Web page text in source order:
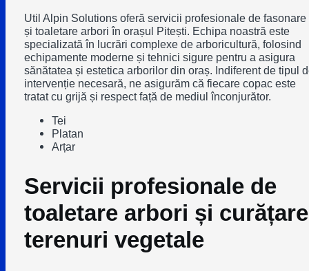
Util Alpin Solutions oferă servicii profesionale de fasonare
și toaletare arbori în orașul Pitești. Echipa noastră este
specializată în lucrări complexe de arboricultură, folosind
echipamente moderne și tehnici sigure pentru a asigura
sănătatea și estetica arborilor din oraș. Indiferent de tipul
intervenție necesară, ne asigurăm că fiecare copac este
tratat cu grijă și respect față de mediul înconjurător.
Tei
Platan
Arțar
Servicii profesionale de
toaletare arbori și curățare
terenuri vegetale